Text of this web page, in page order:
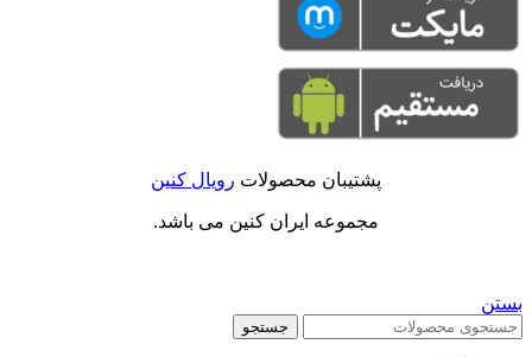
پشتیبان محصولات رویال کنین
مجموعه ایران کنین می باشد.
بستن
جستجو